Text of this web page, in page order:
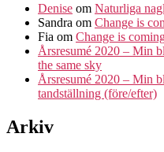
Denise om Naturliga
Sandra om Change is
Fia om Change is
Årsresumé 2020 – Min
the same sky
Årsresumé 2020 – Min
tandställning (före/efter)
Arkiv